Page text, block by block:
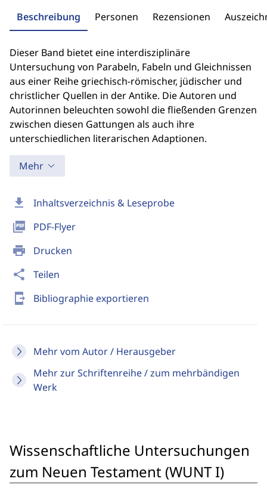
download Inhaltsverzeichnis & Leseprobe
picture_as_pdf PDF-Flyer
print Drucken
share Teilen
send_to_mobile Bibliographie exportieren
Mehr vom Autor / Herausgeber
Mehr zur Schriftenreihe / zum mehrbändigen
Werk
Beschreibung Personen Rezensionen
Dieser Band bietet eine interdisziplinäre
Untersuchung von Parabeln, Fabeln und Gleichnissen
aus einer Reihe griechisch-römischer, jüdischer und
christlicher Quellen in der Antike. Die Autoren und
Autorinnen beleuchten sowohl die fließenden Grenzen
zwischen diesen Gattungen als auch ihre
unterschiedlichen literarischen Adaptionen.
Mehr
Wissenschaftliche Untersuchungen
zum Neuen Testament (WUNT I)